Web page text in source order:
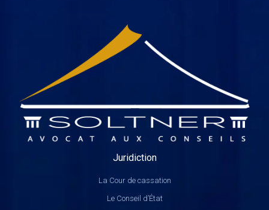
Juridiction
La Cour de cassation
Le Conseil d’État